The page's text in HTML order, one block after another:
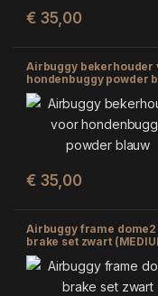
€ 35,00
Airbuggy bekerhouder
hondenbuggy powder
(11X9X9 CM)
€ 35,00
Airbuggy frame dome2
brake set zwart